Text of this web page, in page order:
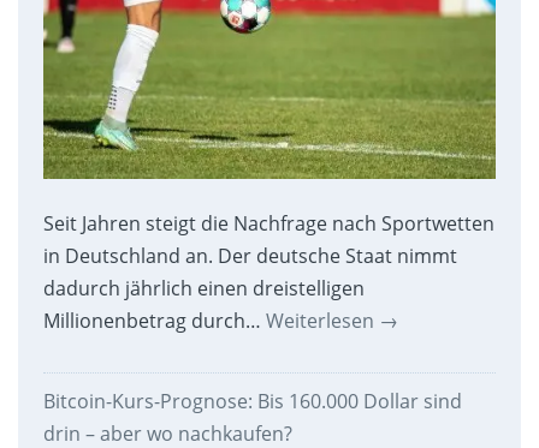
Seit Jahren steigt die Nachfrage nach Sportwetten
in Deutschland an. Der deutsche Staat nimmt
dadurch jährlich einen dreistelligen
Millionenbetrag durch… Weiterlesen →
Bitcoin-Kurs-Prognose: Bis 160.000 Dollar sind
drin – aber wo nachkaufen?